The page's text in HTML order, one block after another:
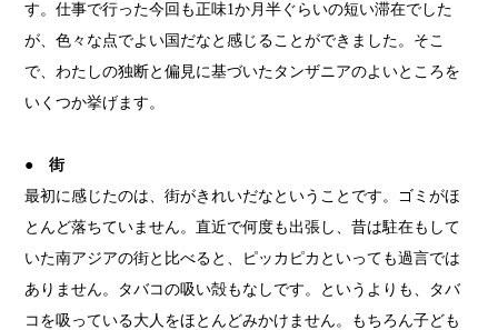
す。仕事で行った今回も正味1か月半ぐらいの短い滞在でした
が、色々な点でよい国だなと感じることができました。そこ
で、わたしの独断と偏見に基づいたタンザニアのよいところを
いくつか挙げます。
● 街
最初に感じたのは、街がきれいだなということです。ゴミがほ
とんど落ちていません。直近で何度も出張し、昔は駐在もして
いた南アジアの街と比べると、ピッカピカといっても過言では
ありません。タバコの吸い殻もなしです。というよりも、タバ
コを吸っている大人をほとんどみかけません。もちろん子ども